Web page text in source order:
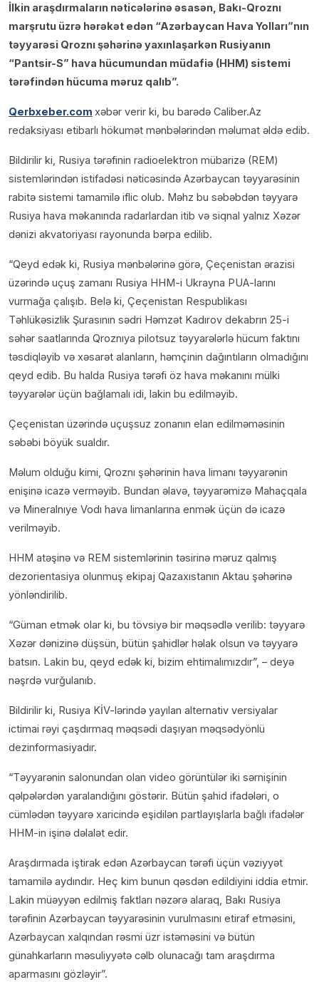
İlkin araşdırmaların nəticələrinə əsasən, Bakı-Qroznı
marşrutu üzrə hərəkət edən “Azərbaycan Hava Yolları”nın
təyyarəsi Qroznı şəhərinə yaxınlaşarkən Rusiyanın
“Pantsir-S” hava hücumundan müdafiə (HHM) sistemi
tərəfindən hücuma məruz qalıb”.
Qerbxeber.com xəbər verir ki, bu barədə Caliber.Az
redaksiyası etibarlı hökumət mənbələrindən məlumat əldə edib.
Bildirilir ki, Rusiya tərəfinin radioelektron mübarizə (REM)
sistemlərindən istifadəsi nəticəsində Azərbaycan təyyarəsinin
rabitə sistemi tamamilə iflic olub. Məhz bu səbəbdən təyyarə
Rusiya hava məkanında radarlardan itib və siqnal yalnız Xəzər
dənizi akvatoriyası rayonunda bərpa edilib.
“Qeyd edək ki, Rusiya mənbələrinə görə, Çeçenistan ərazisi
üzərində uçuş zamanı Rusiya HHM-i Ukrayna PUA-larını
vurmağa çalışıb. Belə ki, Çeçenistan Respublikası
Təhlükəsizlik Şurasının sədri Həmzət Kadırov dekabrın 25-i
səhər saatlarında Qroznıya pilotsuz təyyarələrlə hücum faktını
təsdiqləyib və xəsarət alanların, həmçinin dağıntıların olmadığını
qeyd edib. Bu halda Rusiya tərəfi öz hava məkanını mülki
təyyarələr üçün bağlamalı idi, lakin bu edilməyib.
Çeçenistan üzərində uçuşsuz zonanın elan edilməməsinin
səbəbi böyük sualdır.
Məlum olduğu kimi, Qroznı şəhərinin hava limanı təyyarənin
enişinə icazə verməyib. Bundan əlavə, təyyarəmizə Mahaçqala
və Mineralnıye Vodı hava limanlarına enmək üçün də icazə
verilməyib.
HHM atəşinə və REM sistemlərinin təsirinə məruz qalmış
dezorientasiya olunmuş ekipaj Qazaxıstanın Aktau şəhərinə
yönləndirilib.
“Güman etmək olar ki, bu tövsiyə bir məqsədlə verilib: təyyarə
Xəzər dənizinə düşsün, bütün şahidlər həlak olsun və təyyarə
batsın. Lakin bu, qeyd edək ki, bizim ehtimalımızdır”, – deyə
nəşrdə vurğulanıb.
Bildirilir ki, Rusiya KİV-lərində yayılan alternativ versiyalar
ictimai rəyi çaşdırmaq məqsədi daşıyan məqsədyönlü
dezinformasiyadır.
“Təyyarənin salonundan olan video görüntülər iki sərnişinin
qəlpələrdən yaralandığını göstərir. Bütün şahid ifadələri, o
cümlədən təyyarə xaricində eşidilən partlayışlarla bağlı ifadələr
HHM-in işinə dəlalət edir.
Araşdırmada iştirak edən Azərbaycan tərəfi üçün vəziyyət
tamamilə aydındır. Heç kim bunun qəsdən edildiyini iddia etmir.
Lakin müəyyən edilmiş faktları nəzərə alaraq, Bakı Rusiya
tərəfinin Azərbaycan təyyarəsinin vurulmasını etiraf etməsini,
Azərbaycan xalqından rəsmi üzr istəməsini və bütün
günahkarların məsuliyyətə cəlb olunacağı tam araşdırma
aparmasını gözləyir”.